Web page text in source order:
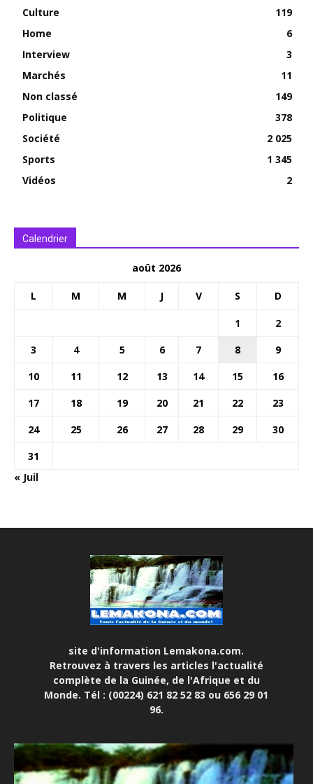
Culture
119
Home
6
Interview
3
Marchés
11
Non classé
149
Politique
378
Société
2 025
Sports
1 345
Vidéos
2
Calendrier
août 2026
L M M J V S D
1
2
3
4 5 6 7 8
9
10
11 12 13 14 15
16
17
18 19 20 21 22
23
24
25 26 27 28 29
30
31
« Juil
site d'information Lemakona.com.
Retrouvez à travers les articles l'actualité
complète de la Guinée, de l'Afrique et du
Monde. Tél : (00224) 621 82 52 83 ou 656 29 01
96.